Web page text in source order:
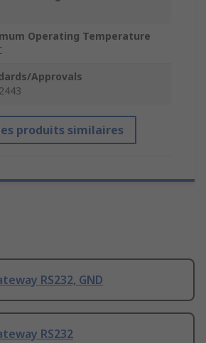
Operating Temperature
Approvals
produits similaires
RS232, GND
RS232